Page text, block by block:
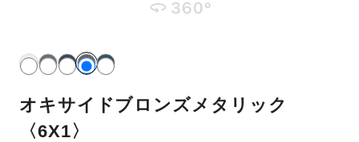
オキサイドブロンズメタリック
〈6X1〉